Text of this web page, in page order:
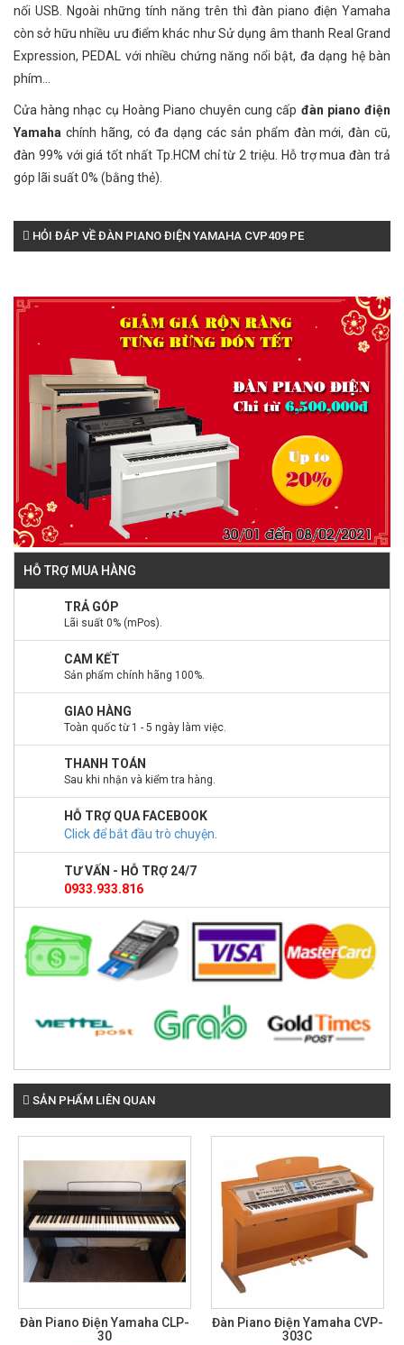
nối USB. Ngoài những tính năng trên thì đàn piano điện Yamaha
còn sở hữu nhiều ưu điểm khác như Sử dụng âm thanh Real Grand
Expression, PEDAL với nhiều chứng năng nổi bật, đa dạng hệ bàn
phím...
Cửa hàng nhạc cụ Hoàng Piano chuyên cung cấp đàn piano điện
Yamaha chính hãng, có đa dạng các sản phẩm đàn mới, đàn cũ,
đàn 99% với giá tốt nhất Tp.HCM chỉ từ 2 triệu. Hỗ trợ mua đàn trả
góp lãi suất 0% (bằng thẻ).
HỎI ĐÁP VỀ ĐÀN PIANO ĐIỆN YAMAHA CVP409 PE
HỖ TRỢ MUA HÀNG
TRẢ GÓP
Lãi suất 0% (mPos).
CAM KẾT
Sản phẩm chính hãng 100%.
GIAO HÀNG
Toàn quốc từ 1 - 5 ngày làm việc.
THANH TOÁN
Sau khi nhận và kiểm tra hàng.
HỖ TRỢ QUA FACEBOOK
Click để bắt đầu trò chuyện.
TƯ VẤN - HỖ TRỢ 24/7
0933.933.816
SẢN PHẨM LIÊN QUAN
Đàn Piano Điện Yamaha CLP-
30
Đàn Piano Điện Yamaha CVP-
303C